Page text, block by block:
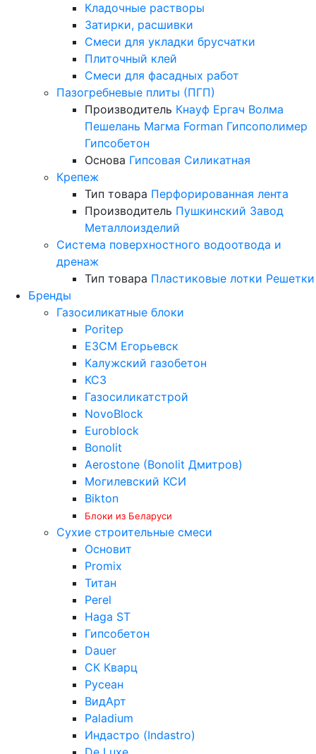
Кладочные растворы
Затирки, расшивки
Смеси для укладки брусчатки
Плиточный клей
Смеси для фасадных работ
Пазогребневые плиты (ПГП)
Производитель Кнауф Ергач Волма
Пешелань Магма Forman Гипсополимер
Гипсобетон
Основа Гипсовая Силикатная
Крепеж
Тип товара Перфорированная лента
Производитель Пушкинский Завод
Металлоизделий
Система поверхностного водоотвода и
дренаж
Тип товара Пластиковые лотки Решетки
Бренды
Газосиликатные блоки
Poritep
ЕЗСМ Егорьевск
Калужский газобетон
КСЗ
Газосиликатстрой
NovoBlock
Euroblock
Bonolit
Aerostone (Bonolit Дмитров)
Могилевский КСИ
Bikton
Блоки из Беларуси
Сухие строительные смеси
Основит
Promix
Титан
Perel
Haga ST
Гипсобетон
Dauer
СК Кварц
Русеан
ВидАрт
Paladium
Индастро (Indastro)